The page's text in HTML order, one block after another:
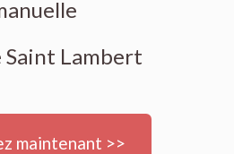
Saint Lambert
maintenant >>